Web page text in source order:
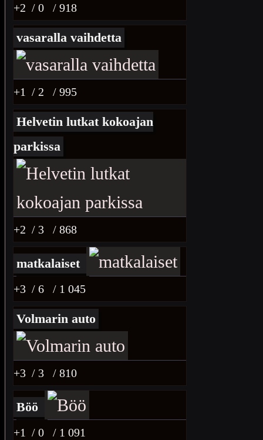
+2 / 0 / 918
vasaralla vaihdetta
+1 / 2 / 995
Helvetin lutkat kokoajan
parkissa
+2 / 3 / 868
matkalaiset
+3 / 6 / 1 045
Volmarin auto
+3 / 3 / 810
Böö
+1 / 0 / 1 091